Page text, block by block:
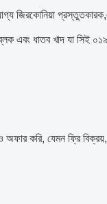
জিরকোনিয়া
এবং ধাতব খাদ যা সিই
যেমন ফ্রি বিক্রয়,